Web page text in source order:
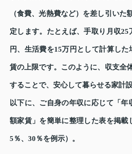
（食費、光熱費など）を差し引いた
定します。たとえば、手取り月収
円、生活費を15万円として計算し
賃の上限です。このように、収支全
することで、安心して暮らせる家計
以下に、ご自身の年収に応じて「
額家賃」を簡単に整理した表を掲載
5％、30％を例示）。